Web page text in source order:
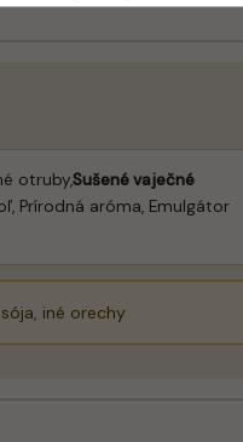
otruby,Sušené vaječné
Prírodná aróma, Emulgátor
iné orechy